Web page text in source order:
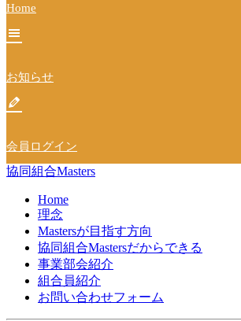
ョ
ン
Home
お知らせ
会員ログイン
協同組合Masters
Home
理念
Mastersが目指す方向
協同組合Mastersだからできる
事業部会紹介
組合員紹介
お問い合わせフォーム